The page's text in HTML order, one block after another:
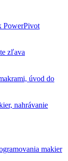
nahrávanie